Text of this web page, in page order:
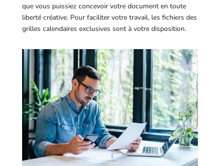
que vous puissiez concevoir votre document en toute
liberté créative. Pour faciliter votre travail, les fichiers des
grilles calendaires exclusives sont à votre disposition.